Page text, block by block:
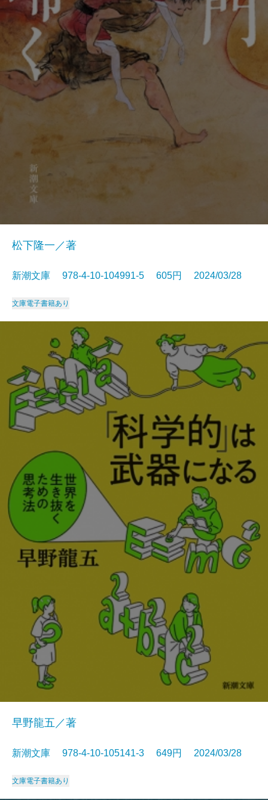
松下隆一／著
新潮文庫 978-4-10-104991-5 605円 2024/03/28
文庫電子書籍あり
早野龍五／著
新潮文庫 978-4-10-105141-3 649円 2024/03/28
文庫電子書籍あり